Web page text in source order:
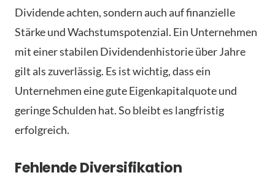
Dividende achten, sondern auch auf finanzielle
Stärke und Wachstumspotenzial. Ein Unternehmen
mit einer stabilen Dividendenhistorie über Jahre
gilt als zuverlässig. Es ist wichtig, dass ein
Unternehmen eine gute Eigenkapitalquote und
geringe Schulden hat. So bleibt es langfristig
erfolgreich.
Fehlende Diversifikation